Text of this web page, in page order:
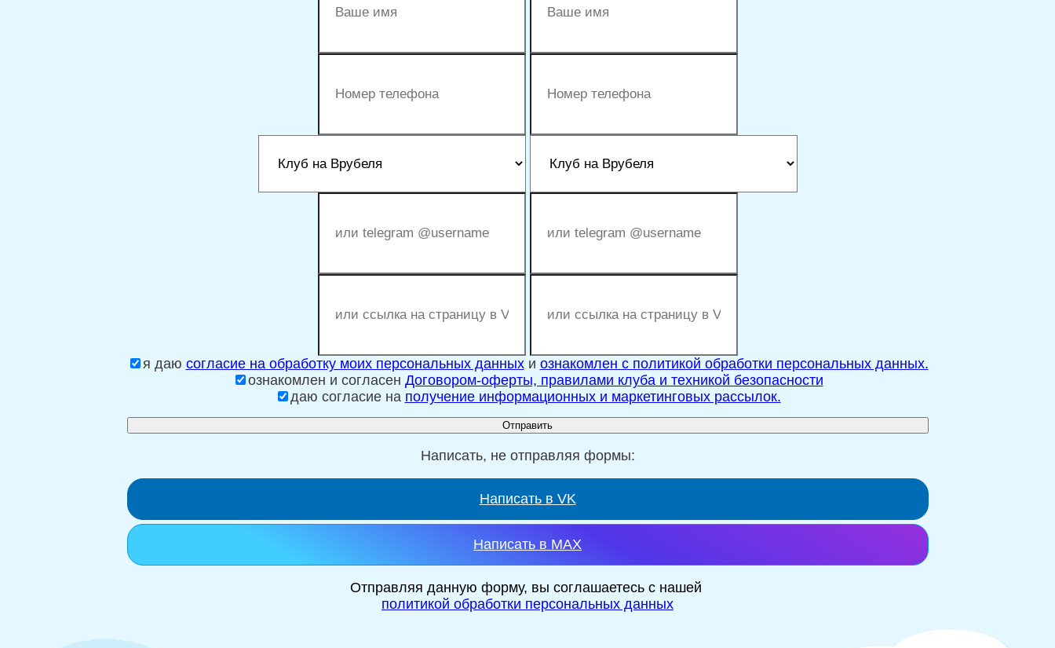
я даю согласие на обработку моих персональных данныхи ознакомлен с политикой обработки персональных данных.
ознакомлен и согласен Договором-оферты, правилами клуба и техникой безопасности
даю согласие на получение информационных и маркетинговых рассылок.
Написать, не отправляя формы:
Написать в VK
Написать в MAX
Отправляя данную форму, вы соглашаетесь с нашей
политикой обработки персональных данных